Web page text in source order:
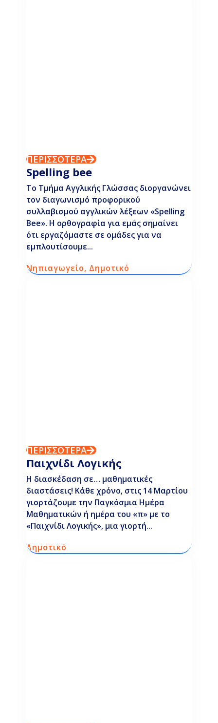
ΠΕΡΙΣΣΟΤΕΡΑ
Spelling bee
Το Τμήμα Αγγλικής Γλώσσας διοργανώνει
τον διαγωνισμό προφορικού
συλλαβισμού αγγλικών λέξεων «Spelling
Bee». Η ορθογραφία για εμάς σημαίνει
ότι εργαζόμαστε σε ομάδες για να
εμπλουτίσουμε...
Νηπιαγωγείο, Δημοτικό
ΠΕΡΙΣΣΟΤΕΡΑ
Παιχνίδι Λογικής
Η διασκέδαση σε… μαθηματικές
διαστάσεις! Κάθε χρόνο, στις 14 Μαρτίου
γιορτάζουμε την Παγκόσμια Ημέρα
Μαθηματικών ή ημέρα του «π» με το
«Παιχνίδι Λογικής», μια γιορτή...
Δημοτικό